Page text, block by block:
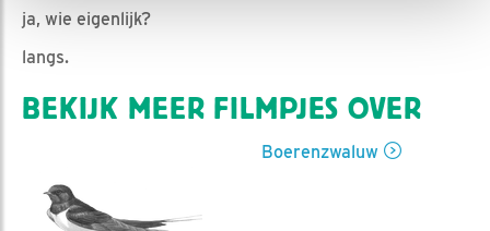
ja, wie eigenlijk?
langs.
BEKIJK MEER FILMPJES OVER
Boerenzwaluw